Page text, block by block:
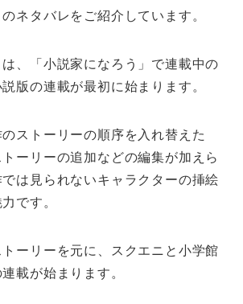
ネタバレをご紹介しています。
、「小説家になろう」で連載中の
版の連載が最初に始まります。
ストーリーの順序を入れ替えた
ーリーの追加などの編集が加えら
は見られないキャラクターの挿絵
です。
ーリーを元に、スクエニと小学館
載が始まります。